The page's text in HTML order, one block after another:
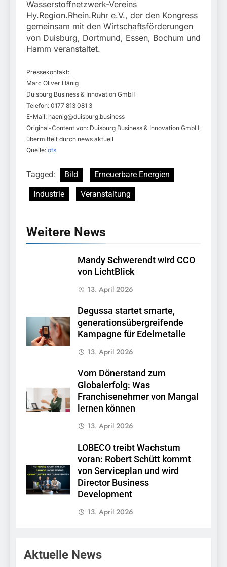
Wasserstoffnetzwerk-Vereins
Hy.Region.Rhein.Ruhr e.V., der den Kongress
gemeinsam mit den Wirtschaftsförderungen
von Duisburg, Dortmund, Essen, Bochum und
Hamm veranstaltet.
Pressekontakt:
Marc Oliver Hänig
Duisburg Business & Innovation GmbH
Telefon: 0177 813 081 3
E-Mail: haenig@duisburg.business
Original-Content von: Duisburg Business & Innovation GmbH,
übermittelt durch news aktuell
Quelle: ots
Tagged: Bild
Erneuerbare Energien
Industrie
Veranstaltung
Weitere News
Mandy Schwerendt wird CCO
von LichtBlick
13. April 2026
Degussa startet smarte,
generationsübergreifende
Kampagne für Edelmetalle
13. April 2026
Vom Dönerstand zum
Globalerfolg: Was
Franchisenehmer von Mangal
lernen können
13. April 2026
LOBECO treibt Wachstum
voran: Robert Schütt kommt
von Serviceplan und wird
Director Business
Development
13. April 2026
Aktuelle News